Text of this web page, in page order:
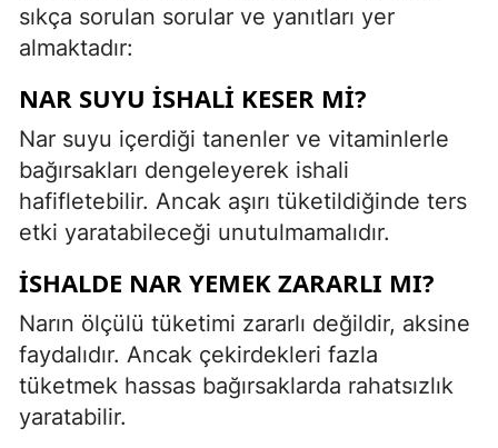
sıkça sorulan sorular ve yanıtları yer
almaktadır:
NAR SUYU İSHALI KESER MI?
Nar suyu içerdiği tanenler ve vitaminlerle
bağırsakları dengeleyerek ishali
hafifletebilir. Ancak aşırı tüketildiğinde ters
etki yaratabileceği unutulmamalıdır.
İSHALDE NAR YEMEK ZARARLI MI?
Narın ölçülü tüketimi zararlı değildir, aksine
faydalıdır. Ancak çekirdekleri fazla
tüketmek hassas bağırsaklarda rahatsızlık
yaratabilir.